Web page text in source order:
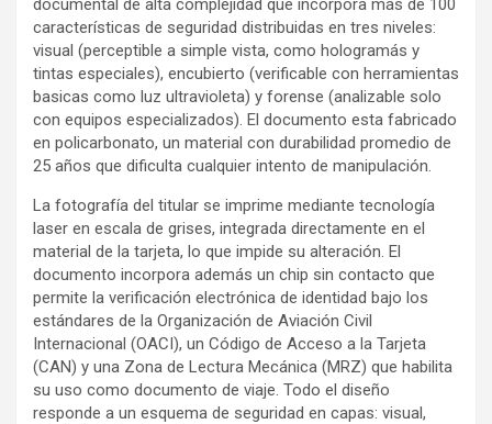
documental de alta complejidad que incorpora más de 100
características de seguridad distribuidas en tres niveles:
visual (perceptible a simple vista, como hologramás y
tintas especiales), encubierto (verificable con herramientas
basicas como luz ultravioleta) y forense (analizable solo
con equipos especializados). El documento esta fabricado
en policarbonato, un material con durabilidad promedio de
25 años que dificulta cualquier intento de manipulación.
La fotografía del titular se imprime mediante tecnología
laser en escala de grises, integrada directamente en el
material de la tarjeta, lo que impide su alteración. El
documento incorpora además un chip sin contacto que
permite la verificación electrónica de identidad bajo los
estándares de la Organización de Aviación Civil
Internacional (OACI), un Código de Acceso a la Tarjeta
(CAN) y una Zona de Lectura Mecánica (MRZ) que habilita
su uso como documento de viaje. Todo el diseño
responde a un esquema de seguridad en capas: visual,